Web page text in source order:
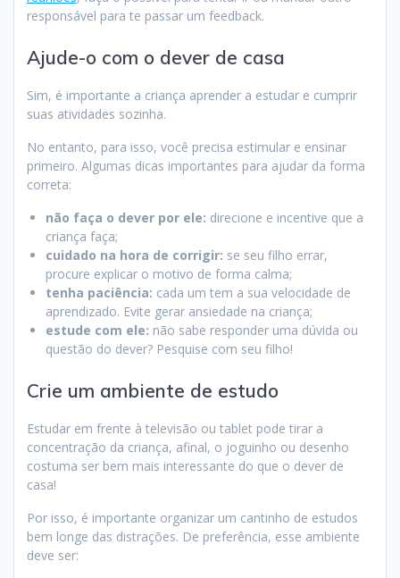
responsável para te passar um feedback.
Ajude-o com o dever de casa
Sim, é importante a criança aprender a estudar e cumprir
suas atividades sozinha.
No entanto, para isso, você precisa estimular e ensinar
primeiro. Algumas dicas importantes para ajudar da forma
correta:
não faça o dever por ele: direcione e incentive que a
criança faça;
cuidado na hora de corrigir: se seu filho errar,
procure explicar o motivo de forma calma;
tenha paciência: cada um tem a sua velocidade de
aprendizado. Evite gerar ansiedade na criança;
estude com ele: não sabe responder uma dúvida ou
questão do dever? Pesquise com seu filho!
Crie um ambiente de estudo
Estudar em frente à televisão ou tablet pode tirar a
concentração da criança, afinal, o joguinho ou desenho
costuma ser bem mais interessante do que o dever de
casa!
Por isso, é importante organizar um cantinho de estudos
bem longe das distrações. De preferência, esse ambiente
deve ser: